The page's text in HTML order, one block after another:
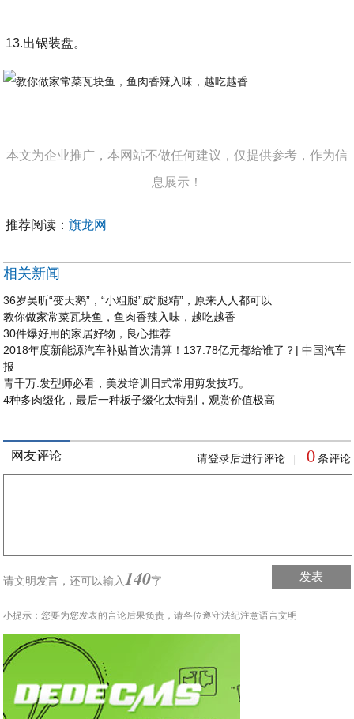
13.出锅装盘。
本文为企业推广，本网站不做任何建议，仅提供参考，作为信
息展示！
推荐阅读：旗龙网
相关新闻
36岁吴昕“变天鹅”，“小粗腿”成“腿精”，原来人人都可以
教你做家常菜瓦块鱼，鱼肉香辣入味，越吃越香
30件爆好用的家居好物，良心推荐
2018年度新能源汽车补贴首次清算！137.78亿元都给谁了？| 中国汽车
报
青千万:发型师必看，美发培训日式常用剪发技巧。
4种多肉缀化，最后一种板子缀化太特别，观赏价值极高
网友评论 请登录后进行评论 0 条评论
请文明发言，还可以输入 140字 发表
小提示：您要为您发表的言论后果负责，请各位遵守法纪注意语言文明